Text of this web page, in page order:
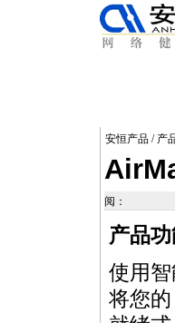
安恒产品 / 产
阅：
产品
使用智
将您